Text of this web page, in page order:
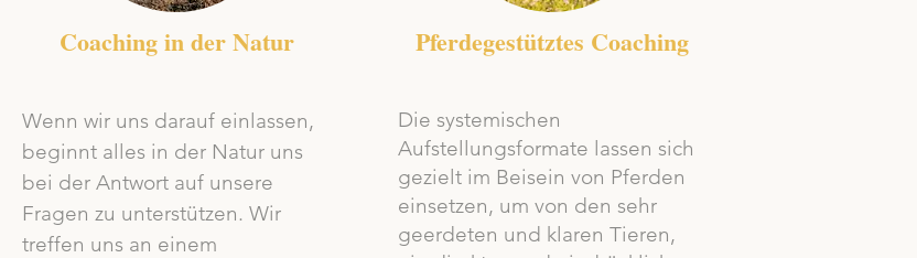
Coaching in der Natur
Wenn wir uns darauf einlassen,
beginnt alles in der Natur uns
bei der Antwort auf unsere
Fragen zu unterstützen. Wir
treffen uns an einem
Pferdegestütztes Coaching
Die systemischen
Aufstellungsformate lassen sich
gezielt im Beisein von Pferden
einsetzen, um von den sehr
geerdeten und klaren Tieren,